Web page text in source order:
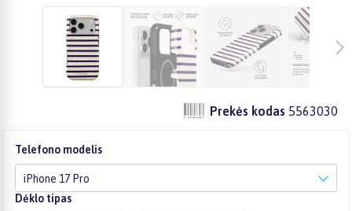
Prekės kodas 5563030
Telefono modelis
iPhone 17 Pro
Dėklo tipas